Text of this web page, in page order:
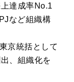
達成率No.1
など組織構
京統括として
、組織化を